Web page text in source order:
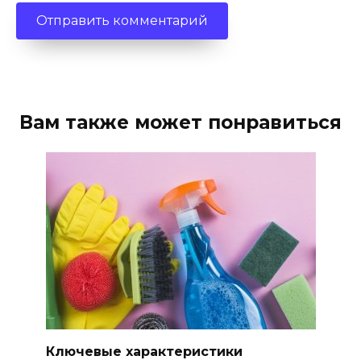
Вам также может понравиться
Ключевые характеристики